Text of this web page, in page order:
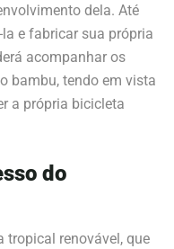
dela. Até
e fabricar sua própria
acompanhar os
bambu, tendo em vista
a própria bicicleta
do
tropical renovável, que